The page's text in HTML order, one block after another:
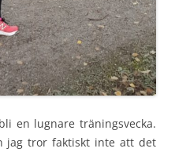
en lugnare träningsvecka.
jag tror faktiskt inte att det